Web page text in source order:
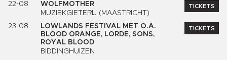
22-08
WOLFMOTHER
MUZIEKGIETERIJ (MAASTRICHT)
TICKETS
23-08
LOWLANDS FESTIVAL MET O.A.
BLOOD ORANGE, LORDE, SONS,
ROYAL BLOOD
BIDDINGHUIZEN
TICKETS